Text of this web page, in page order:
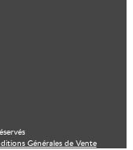
Générales de Vente